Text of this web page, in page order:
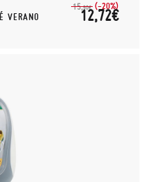
VERANO
15,90€ (-20%)
12,72€